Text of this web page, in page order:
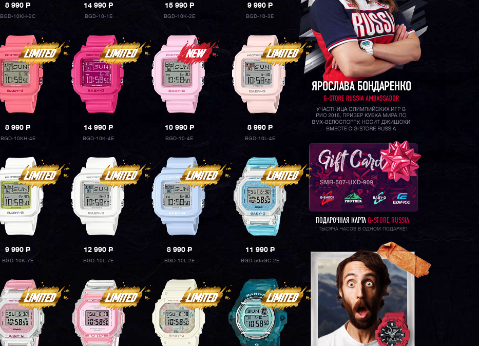
8 990P
BGD-10KH-2C
14 990P
BGD-10-1E
15 990P
BGD-10K-2E
9 990P
BGD-10-3E
8 990P
BGD-10KH-4E
14 990P
BGD-10K-4E
10 990P
BGD-10-4E
8 990P
BGD-10L-4E
9 990P
BGD-10K-7E
12 990P
BGD-10L-7E
8 990P
BGD-10L-2E
11 990P
BGD-565GC-2E
ПОДАРОЧНАЯ КАРТА G-STORE RUSSIA
ТЫСЯЧА ЧАСОВ В ОДНОМ ПОДАРКЕ!